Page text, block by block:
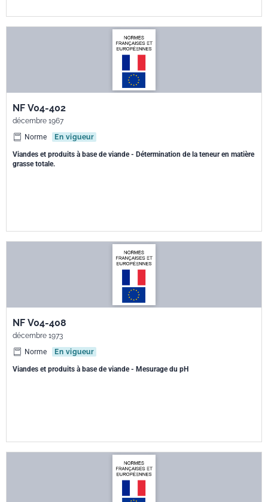
NF V04-402
décembre 1967
Norme
En vigueur
Viandes et produits à base de viande - Détermination de la teneur en matière
grasse totale.
NF V04-408
décembre 1973
Norme
En vigueur
Viandes et produits à base de viande - Mesurage du pH